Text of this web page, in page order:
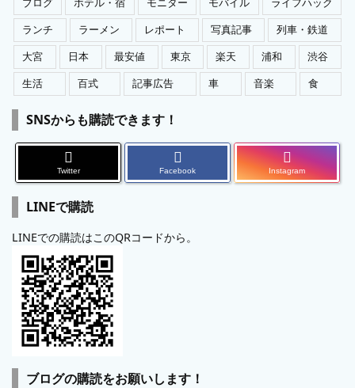
ランチ
ラーメン レポート 写真記事
列車・鉄道
大宮
日本 最安値 東京 楽天 浦和
渋谷
生活
百式 記事広告 車 音楽 食
SNSからも購読できます！
Twitter Facebook Instagram
LINEで購読
LINEでの購読はこのQRコードから。
ブログの購読をお願いします！